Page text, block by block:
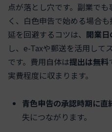
点が落とし穴です。副業で
く、白色申告で始める場合
延を回避するコツは、 開業
し、e-Taxや郵送を活用して
です。費用自体は提出は無料
実費程度に収まります。
青色申告の承認時期に直
失につながります。